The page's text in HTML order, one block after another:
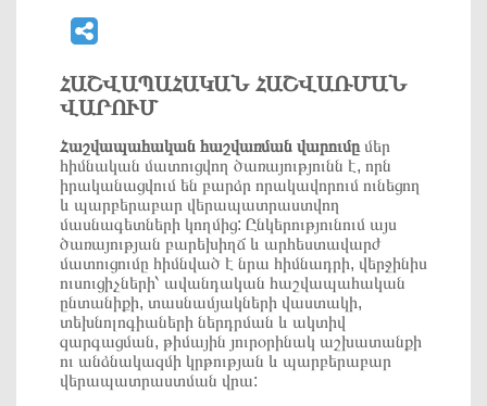
ՀԱՇՎԱՊԱՀԱԿԱՆ ՀԱՇՎԱՌՄԱՆ
ՎԱՐՈՒՄ
Հաշվապահական հաշվառման վարումը մեր
հիմնական մատուցվող ծառայությունն է, որն
իրականացվում են բարձր որակավորում ունեցող
և պարբերաբար վերապատրաստվող
մասնագետների կողմից: Ընկերությունում այս
ծառայության բարեխիղճ և արհեստավարժ
մատուցումը հիմնված է նրա հիմնադրի, վերջինիս
ուսուցիչների՝ ավանդական հաշվապահական
ընտանիքի, տասնամյակների վաստակի,
տեխնոլոգիաների ներդրման և ակտիվ
զարգացման, թիմային յուրօրինակ աշխատանքի
ու անձնակազմի կրթության և պարբերաբար
վերապատրաստման վրա: